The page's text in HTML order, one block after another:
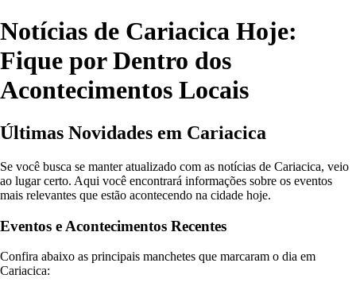
Notícias de Cariacica Hoje:
Fique por Dentro dos
Acontecimentos Locais
Últimas Novidades em Cariacica
Se você busca se manter atualizado com as notícias de Cariacica, veio
ao lugar certo. Aqui você encontrará informações sobre os eventos
mais relevantes que estão acontecendo na cidade hoje.
Eventos e Acontecimentos Recentes
Confira abaixo as principais manchetes que marcaram o dia em
Cariacica: